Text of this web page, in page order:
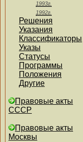
1993г.
1992г.
Решения
Указания
Классификаторы
Указы
Статусы
Программы
Положения
Другие
Правовые акты
СССР
Правовые акты
Москвы